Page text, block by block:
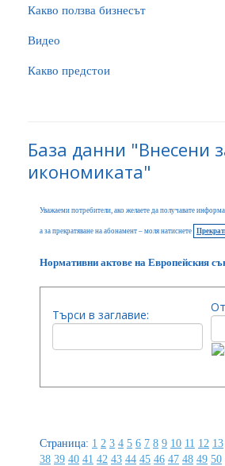
Какво ползва бизнесът
Видео
Какво предстои
База данни "Внесени
икономиката"
Уважаеми потребители, ако желаете да получавате
а за прекратяване на абонамент – моля натиснете
Нормативни актове на Европейския
Търси в заглавие:
Страница: 1 2 3 4 5 6 7 8 9 10 11 12 13
38 39 40 41 42 43 44 45 46 47 48 49 50